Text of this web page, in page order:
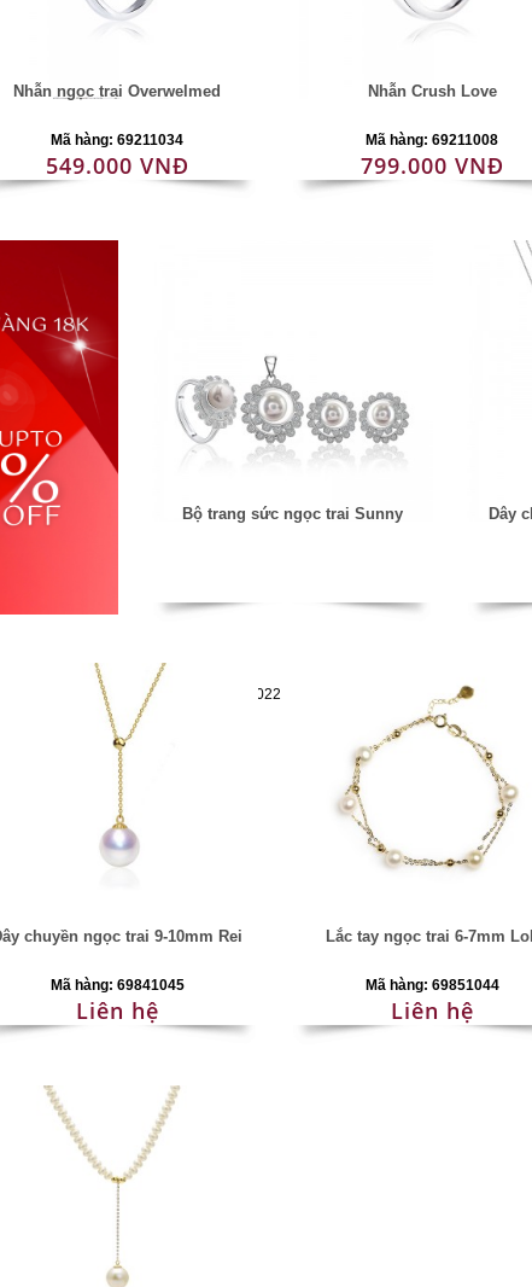
Nhẫn ngọc trai Overwelmed
Mã hàng: 69211034
549.000 VNĐ
Nhẫn Crush Love
Mã hàng: 69211008
799.000 VNĐ
Bộ trang sức ngọc trai Sunny
Mã hàng:69283022
Dây
chuyền ngọc trai 9-10mm Rei
Mã hàng: 69841045
Liên hệ
Lắc tay ngọc trai 6-7mm
Mã hàng: 69851044
Liên hệ